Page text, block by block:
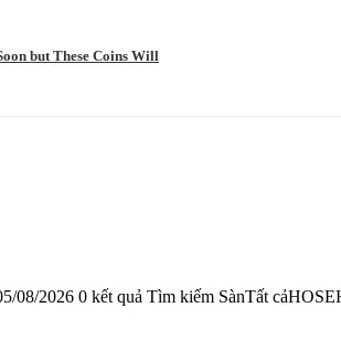
but These Coins Will
08/2026 0 kết quả Tìm kiếm SànTất